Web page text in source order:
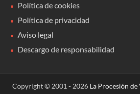
Política de cookies
Política de privacidad
Aviso legal
Descargo de responsabilidad
Copyright © 2001 - 2026 La Procesión de